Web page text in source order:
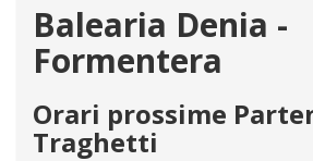
Balearia Denia -
Formentera
Orari prossime
Traghetti